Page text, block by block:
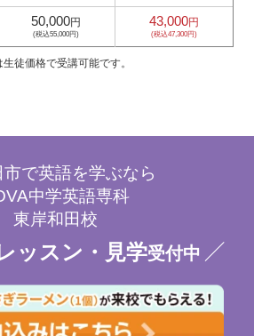
50,000円
(税込55,000円)
43,000円
(税込47,300円)
徒価格で受講可能です。
市で英語を学ぶなら
中学英語専科
東岸和田校
ッスン・見学受付中